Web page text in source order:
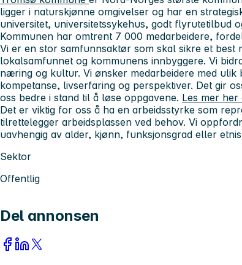
ligger i naturskjønne omgivelser og har en
universitet, universitetssykehus, godt flyrutetilbud
Kommunen har omtrent 7 000 medarbeidere,
Vi er en stor samfunnsaktør som skal sikre et best
lokalsamfunnet og kommunens innbyggere. Vi
næring og kultur. Vi ønsker medarbeidere med ulik
kompetanse, livserfaring og perspektiver. Det gir
oss bedre i stand til å løse oppgavene. Les mer her
Det er viktig for oss å ha en arbeidsstyrke som
tilrettelegger arbeidsplassen ved behov. Vi
uavhengig av alder, kjønn, funksjonsgrad eller
Sektor
Offentlig
Del annonsen